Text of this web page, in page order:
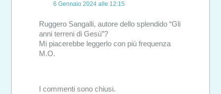
6 Gennaio 2024 alle 12:15
Ruggero Sangalli, autore dello splendido “Gli
anni terreni di Gesù”?
Mi piacerebbe leggerlo con più frequenza
M.O.
I commenti sono chiusi.